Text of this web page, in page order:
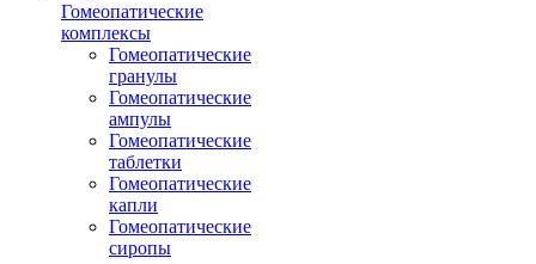
Гомеопатические
комплексы
Гомеопатические
гранулы
Гомеопатические
ампулы
Гомеопатические
таблетки
Гомеопатические
капли
Гомеопатические
сиропы